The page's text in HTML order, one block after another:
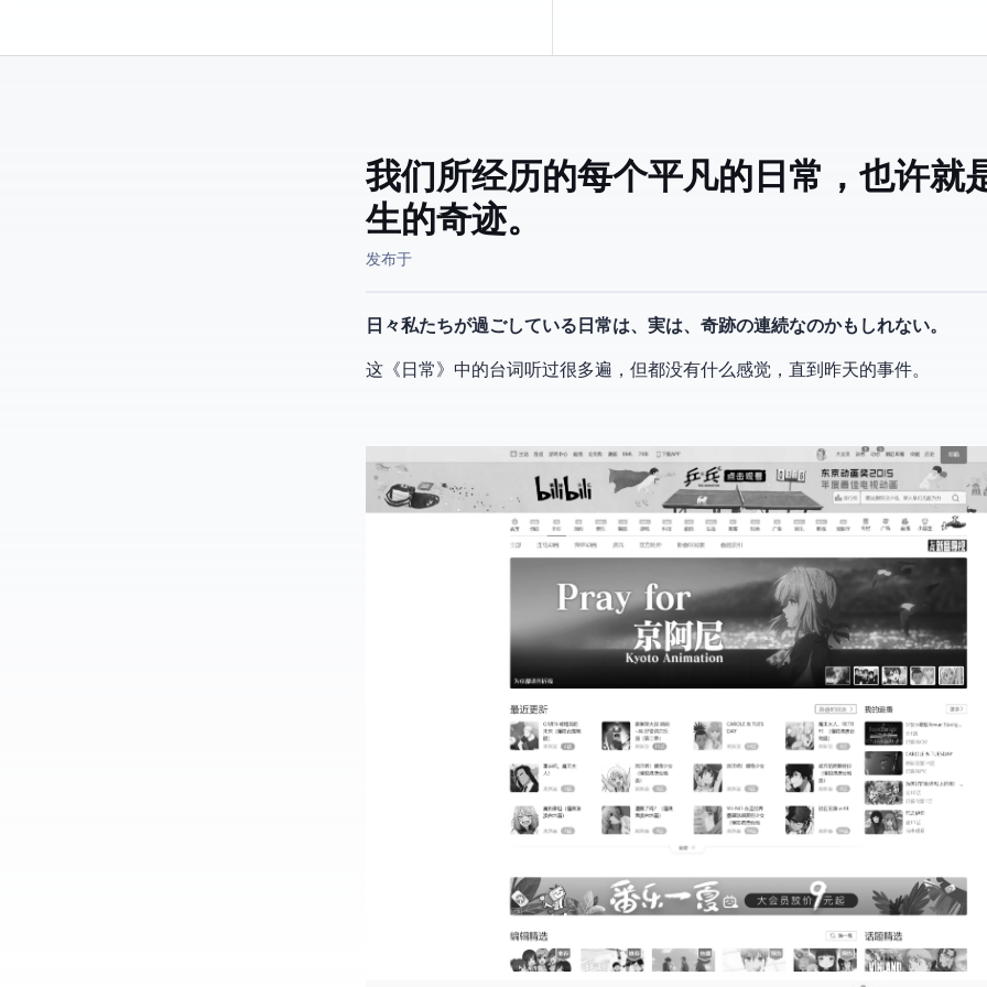
我们所经历的每个平凡的日常，也许就
生的奇迹。
发布于
日々私たちが過ごしている日常は、実は、奇跡の連続なのかもしれない。
这《日常》中的台词听过很多遍，但都没有什么感觉，直到昨天的事件。